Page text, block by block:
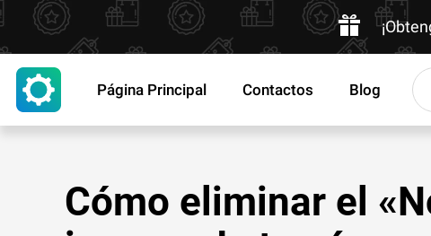
Página Principal Contactos Blog
Cómo eliminar el